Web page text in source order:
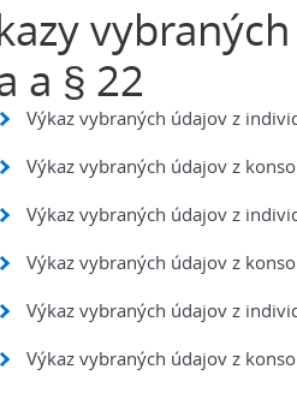
a § 22
Výkaz vybraných údajov z
Výkaz vybraných údajov z
Výkaz vybraných údajov z
Výkaz vybraných údajov z
Výkaz vybraných údajov z
Výkaz vybraných údajov z